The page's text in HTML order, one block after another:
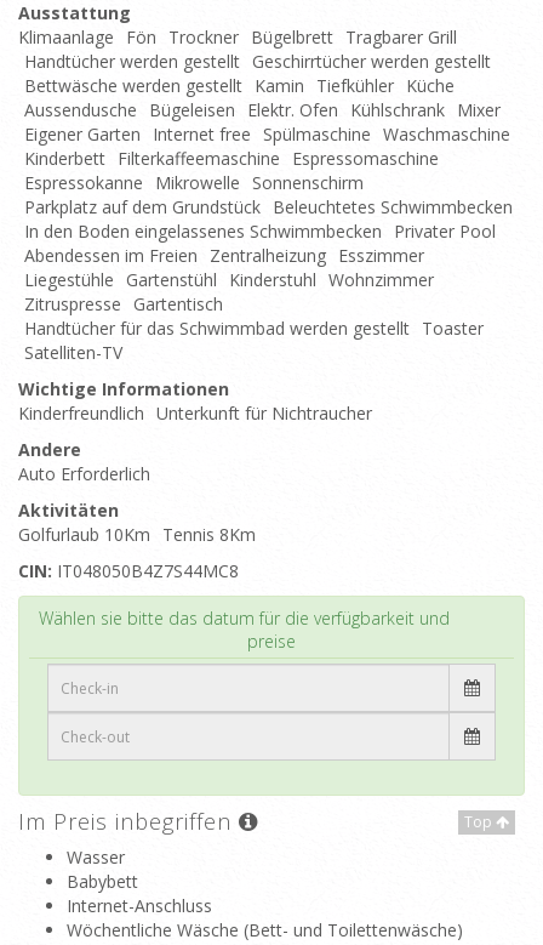
Ausstattung
Klimaanlage
Fön Trockner Bügelbrett Tragbarer Grill
Handtücher werden gestellt Geschirrtücher werden gestellt
Bettwäsche werden gestellt Kamin Tiefkühler Küche
Aussendusche
Bügeleisen Elektr. Ofen Kühlschrank Mixer
Eigener Garten
Internet free Spülmaschine Waschmaschine
Kinderbett Filterkaffeemaschine
Espressomaschine
Espressokanne
Mikrowelle
Sonnenschirm
Parkplatz auf dem Grundstück Beleuchtetes Schwimmbecken
In den Boden eingelassenes Schwimmbecken
Privater Pool
Abendessen im Freien
Zentralheizung Esszimmer
Liegestühle
Gartenstühl Kinderstuhl Wohnzimmer
Zitruspresse Gartentisch
Handtücher für das Schwimmbad werden gestellt Toaster
Satelliten-TV
Wichtige Informationen
Kinderfreundlich Unterkunft für Nichtraucher
Andere
Auto Erforderlich
Aktivitäten
Golfurlaub 10Km
Tennis 8Km
CIN: IT048050B4Z7S44MC8
Wählen sie bitte das datum für die verfügbarkeit und
preise
Top
Im Preis inbegriffen
Wasser
Babybett
Internet-Anschluss
Wöchentliche Wäsche (Bett- und Toilettenwäsche)